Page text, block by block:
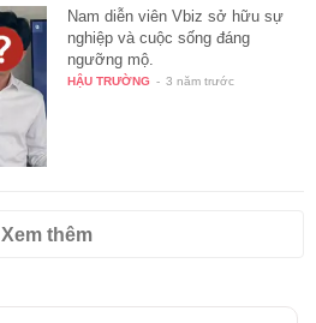
Nam diễn viên Vbiz sở hữu sự
nghiệp và cuộc sống đáng
ngưỡng mộ.
HẬU TRƯỜNG 3 năm trước
Xem thêm